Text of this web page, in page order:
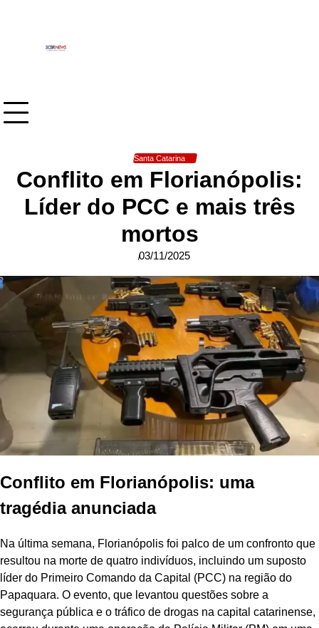
Santa Catarina
Conflito em Florianópolis:
Líder do PCC e mais três
mortos
03/11/2025
Conflito em Florianópolis: uma
tragédia anunciada
Na última semana, Florianópolis foi palco de um confronto que
resultou na morte de quatro indivíduos, incluindo um suposto
líder do Primeiro Comando da Capital (PCC) na região do
Papaquara. O evento, que levantou questões sobre a
segurança pública e o tráfico de drogas na capital catarinense,